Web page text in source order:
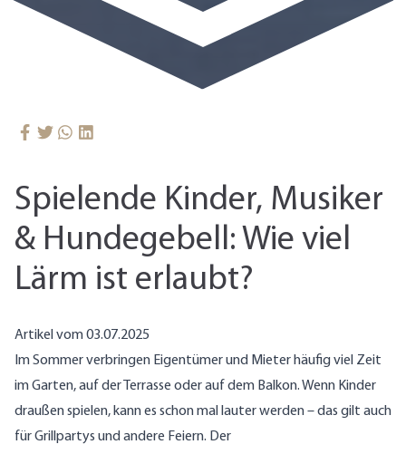
Spielende Kinder, Musiker
& Hundegebell: Wie viel
Lärm ist erlaubt?
Artikel vom 03.07.2025
Im Sommer verbringen Eigentümer und Mieter häufig viel Zeit
im Garten, auf der Terrasse oder auf dem Balkon. Wenn Kinder
draußen spielen, kann es schon mal lauter werden – das gilt auch
für Grillpartys und andere Feiern. Der